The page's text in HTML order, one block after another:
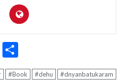
Email
#Book #dehu
#dnyanbatukaram